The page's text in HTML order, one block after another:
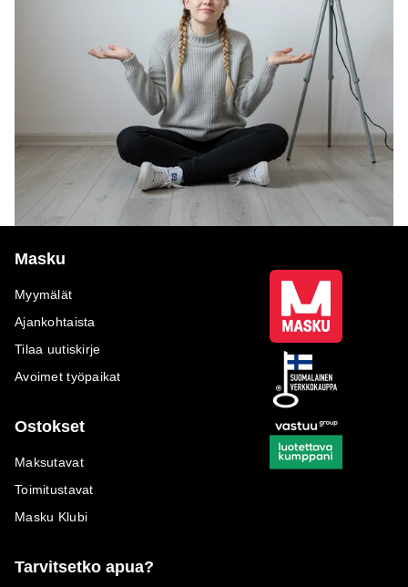
Masku
Myymälät
Ajankohtaista
Tilaa uutiskirje
Avoimet työpaikat
Ostokset
Maksutavat
Toimitustavat
Masku Klubi
Tarvitsetko apua?